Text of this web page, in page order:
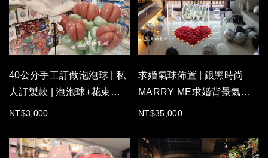
40公分手工訂做泡泡球 | 私
人訂製款 | 泡泡球+花束超
值組【限量提供】
NT$3,000
求婚氣球佈置 | 銀黑時尚
MARRY ME求婚背景氣球
組 |【含專人進場佈置】
NT$35,000